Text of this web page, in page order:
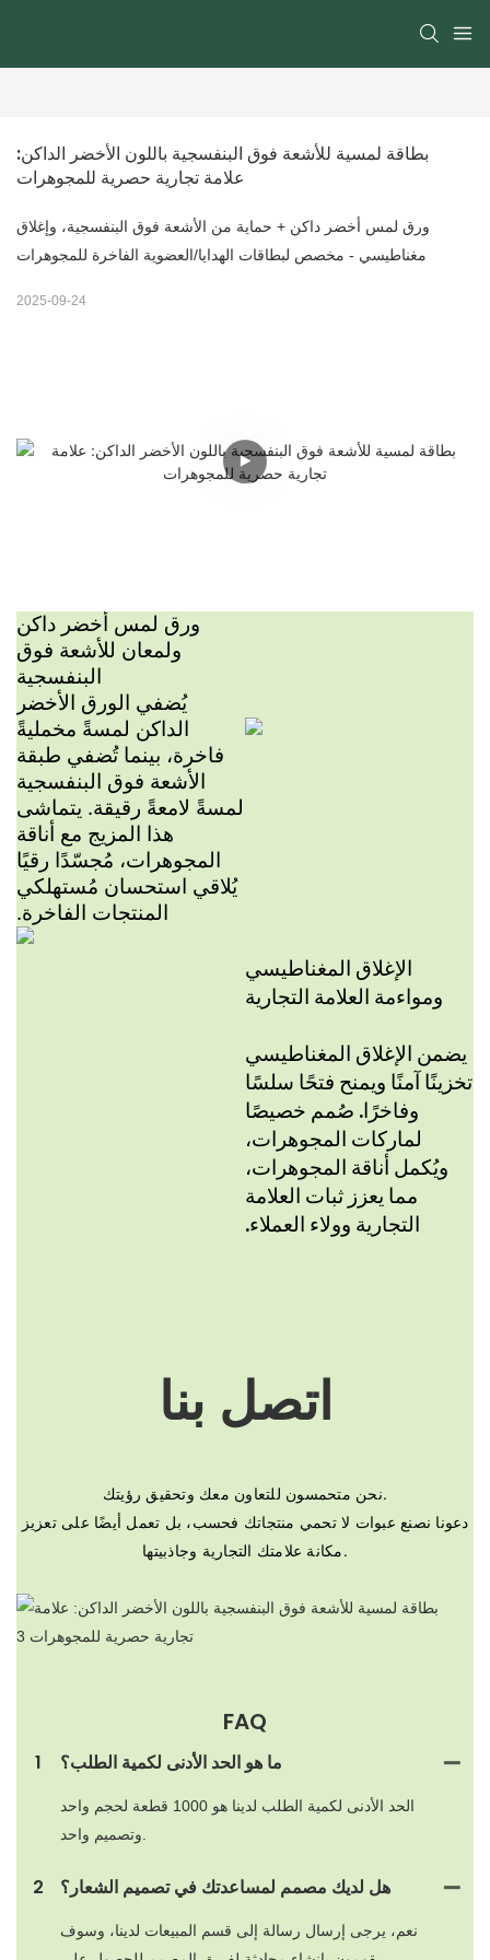
بطاقة لمسية للأشعة فوق البنفسجية باللون الأخضر الداكن:
علامة تجارية حصرية للمجوهرات
ورق لمس أخضر داكن + حماية من الأشعة فوق البنفسجية، وإغلاق
مغناطيسي - مخصص لبطاقات الهدايا/العضوية الفاخرة للمجوهرات
2025-09-24
ورق لمس أخضر داكن
ولمعان للأشعة فوق
البنفسجية
يُضفي الورق الأخضر
الداكن لمسةً مخمليةً
فاخرة، بينما تُضفي طبقة
الأشعة فوق البنفسجية
لمسةً لامعةً رقيقة. يتماشى
هذا المزيج مع أناقة
المجوهرات، مُجسّدًا رقيًا
يُلاقي استحسان مُستهلكي
المنتجات الفاخرة.
الإغلاق المغناطيسي
ومواءمة العلامة التجارية
يضمن الإغلاق المغناطيسي
تخزينًا آمنًا ويمنح فتحًا سلسًا
وفاخرًا. صُمم خصيصًا
لماركات المجوهرات،
ويُكمل أناقة المجوهرات،
مما يعزز ثبات العلامة
التجارية وولاء العملاء.
اتصل بنا
نحن متحمسون للتعاون معك وتحقيق رؤيتك.
دعونا نصنع عبوات لا تحمي منتجاتك فحسب، بل تعمل أيضًا على تعزيز
مكانة علامتك التجارية وجاذبيتها.
FAQ
1 ما هو الحد الأدنى لكمية الطلب؟
الحد الأدنى لكمية الطلب لدينا هو 1000 قطعة لحجم واحد
2 هل لديك مصمم لمساعدتك في تصميم الشعار؟
نعم، يرجى إرسال رسالة إلى قسم المبيعات لدينا، وسوف